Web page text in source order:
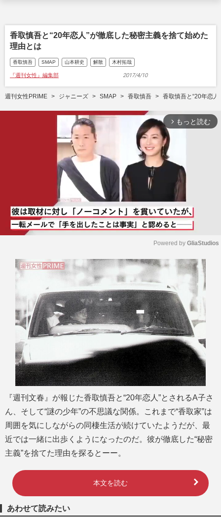
香取慎吾と“20年恋人”が徹底した秘密主義を捨て始めた
理由とは
香取慎吾 SMAP 山本耕史 解散 木村拓哉
『週刊女性』編集部 2017/4/10
週刊女性PRIME ジャニーズ SMAP 香取慎吾 香取慎吾と“20年恋
arrow_forward_ios もっと読む
M
u
Powered by GliaStudios
『週刊文春』が報じた香取慎吾と“20年恋人”とされるA子さ
ん、そして“謎の少年”の不思議な関係。これまで“香取家”は
周囲を気にしながらの同棲生活が続けていたようだが、最
近では一緒に出歩くようになったのだ。彼が徹底した“秘密
主義”を捨てた理由を探るとーー。
本文を読む
あわせて読みたい